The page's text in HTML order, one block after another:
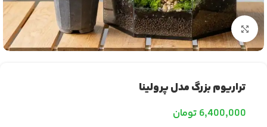
بزرگنمایی تصویر
تراریوم بزرگ مدل پرولینا
6,400,000تومان